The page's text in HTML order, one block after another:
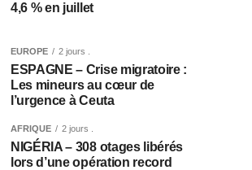
4,6 % en juillet
EUROPE 2 jours .
ESPAGNE – Crise migratoire :
Les mineurs au cœur de
l’urgence à Ceuta
AFRIQUE 2 jours .
NIGÉRIA – 308 otages libérés
lors d’une opération record